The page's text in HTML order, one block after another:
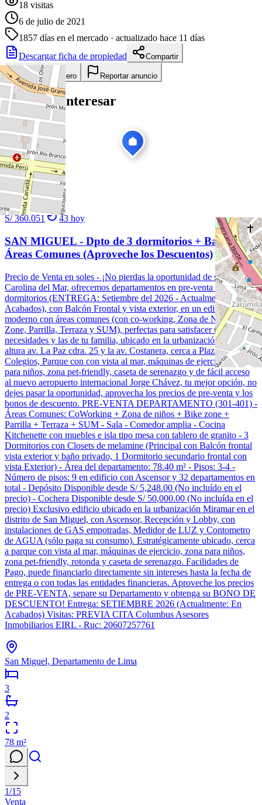
18 visitas
6 de julio de 2021
1857 días en el mercado · actualizado hace 11 días
Descargar ficha de propiedad
Compartir
Añadir a tablero Reportar anuncio
Te puede interesar
Ver todas
1/20
Venta
Nuevo
S/ 360.051 43 hoy
SAN MIGUEL - Dpto de 3 dormitorios + Balcón +
Áreas Comunes (Aproveche los Descuentos)
Precio de Venta en soles - ¡No pierdas la oportunidad de ser parte de
Carolina del Mar, ofrecemos departamentos en pre-venta de 3
dormitorios (ENTREGA: Setiembre del 2026 - Actualmente en
Acabados), con Balcón Frontal y vista exterior, en un edificio
moderno con áreas comunes (con co-working, Zona de Niños, Bike
Zone, Parrilla, Terraza y SUM), perfectas para satisfacer tus
necesidades y las de tu familia, ubicado en la urbanización Miramar
altura av. La Paz cdra. 25 y la av. Costanera, cerca a Plaza Vea,
Colegios, Parque con con vista al mar, máquinas de ejercicio, zona
para niños, zona pet-friendly, caseta de serenazgo y de fácil acceso
al nuevo aeropuerto internacional Jorge Chávez, tu mejor opción, no
dejes pasar la oportunidad, aprovecha los precios de pre-venta y los
bonos de descuento. PRE-VENTA DEPARTAMENTO (301-401) -
Áreas Comunes: CoWorking + Zona de niños + Bike zone +
Parrilla + Terraza + SUM - Sala - Comedor amplia - Cocina
Kitchenette con muebles e isla tipo mesa con tablero de granito - 3
Dormitorios con Closets de melamine (Principal con Balcón frontal
vista exterior y baño privado, 1 Dormitorio secundario frontal con
vista Exterior) - Área del departamento: 78.40 m² - Pisos: 3-4 -
Número de pisos: 9 en edificio con Ascensor y 32 departamentos en
total - Depósito Disponible desde S/ 5,248.00 (No incluído en el
precio) - Cochera Disponible desde S/ 50,000.00 (No incluída en el
precio) Exclusivo edificio ubicado en la urbanización Miramar en el
distrito de San Miguel, con Ascensor, Recepción y Lobby, con
instalaciones de GAS empotradas, Medidor de LUZ y Contometro
de AGUA (sólo paga su consumo). Estratégicamente ubicado, cerca
a parque con vista al mar, máquinas de ejercicio, zona para niños,
zona pet-friendly, rotonda y caseta de serenazgo. Facilidades de
Pago, puede financiarlo directamente sin intereses hasta la fecha de
entrega o con todas las entidades financieras. Aproveche los precios
de PRE-VENTA, separe su Departamento y obtenga su BONO DE
DESCUENTO! Entrega: SETIEMBRE 2026 (Actualmente: En
Acabados) Visitas: PREVIA CITA Columbus Asesores
Inmobiliarios EIRL - Ruc: 20607257761
San Miguel, Departamento de Lima
3
2
78 m²
1/15
Venta